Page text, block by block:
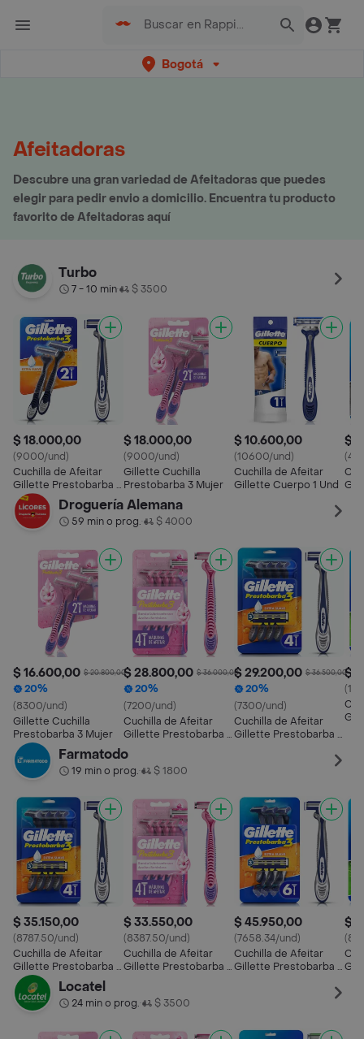
Bogotá
Afeitadoras
Descubre una gran variedad de Afeitadoras que puedes
elegir para pedir envio a domicilio. Encuentra tu producto
favorito de Afeitadoras aquí
Turbo
7 - 10 min• $ 3500
$ 18.000,00
(9000/und)
Cuchilla de Afeitar
Gillette Prestobarba 3
2 Und
$ 18.000,00
(9000/und)
Gillette Cuchilla
Prestobarba 3 Mujer
$ 10.600,00
(10600/und)
Cuchilla de Afeitar
Gillette Cuerpo 1 Und
$
Droguería Alemana
59 min o prog.• $ 4000
$ 16.600,00 $ 20.800,00
20%
(8300/und)
Gillette Cuchilla
Prestobarba 3 Mujer
$ 28.800,00 $ 36.000,00
20%
(7200/und)
Cuchilla de Afeitar
Gillette Prestobarba 3
$ 29.200,00 $ 36.500,00
20%
(7300/und)
Cuchilla de Afeitar
Gillette Prestobarba 3
$
Farmatodo
19 min o prog.• $ 1800
$ 35.150,00
(8787.50/und)
Cuchilla de Afeitar
Gillette Prestobarba 3
4 Und
$ 33.550,00
(8387.50/und)
Cuchilla de Afeitar
Gillette Prestobarba 3
$ 45.950,00
(7658.34/und)
Cuchilla de Afeitar
Gillette Prestobarba 3
$
Locatel
24 min o prog.• $ 3500